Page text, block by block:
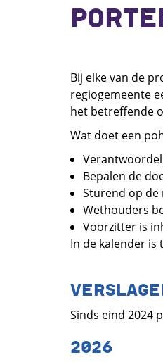
Bij elke van de
regiogemeente
het betreffende
Wat doet een
Bepalen de
Sturend op de
Wethouders
Voorzitter is
In de kalender is
Sinds eind 2024
2026